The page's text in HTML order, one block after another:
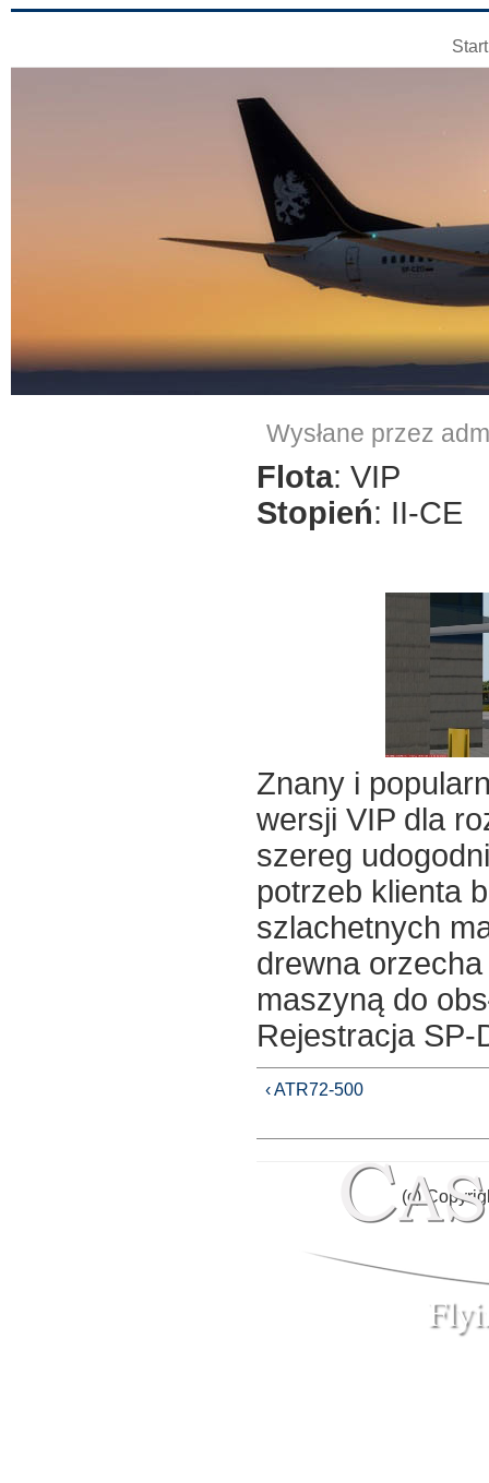
Start
Airbus A319
Wysłane przez
Flota: VIP
Stopień: II-CE
Znany i
wersji VIP dla
szereg
potrzeb klienta
szlachetnych
drewna
maszyną do
Rejestracja SP-
‹ ATR72-500
(c)